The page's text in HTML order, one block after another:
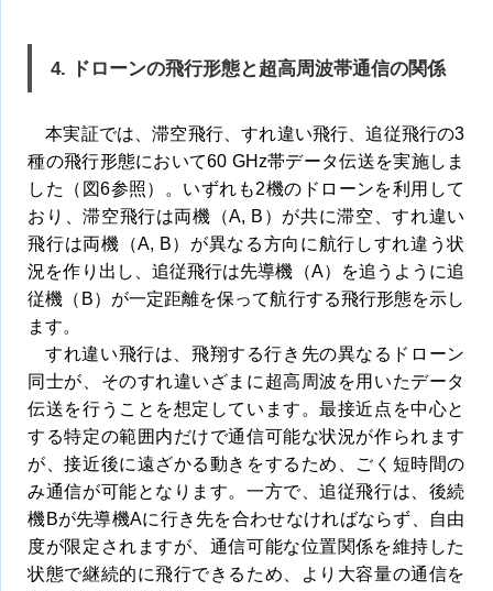
4. ドローンの飛行形態と超高周波帯通信の関係
本実証では、滞空飛行、すれ違い飛行、追従飛行の3
種の飛行形態において60 GHz帯データ伝送を実施しま
した（図6参照）。いずれも2機のドローンを利用して
おり、滞空飛行は両機（A, B）が共に滞空、すれ違い
飛行は両機（A, B）が異なる方向に航行しすれ違う状
況を作り出し、追従飛行は先導機（A）を追うように追
従機（B）が一定距離を保って航行する飛行形態を示し
ます。
すれ違い飛行は、飛翔する行き先の異なるドローン
同士が、そのすれ違いざまに超高周波を用いたデータ
伝送を行うことを想定しています。最接近点を中心と
する特定の範囲内だけで通信可能な状況が作られます
が、接近後に遠ざかる動きをするため、ごく短時間の
み通信が可能となります。一方で、追従飛行は、後続
機Bが先導機Aに行き先を合わせなければならず、自由
度が限定されますが、通信可能な位置関係を維持した
状態で継続的に飛行できるため、より大容量の通信を